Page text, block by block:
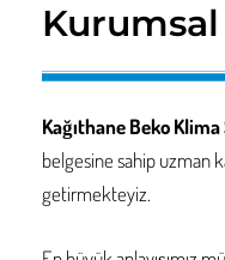
Kağıthane Beko
belgesine sahip uzman
getirmekteyiz.